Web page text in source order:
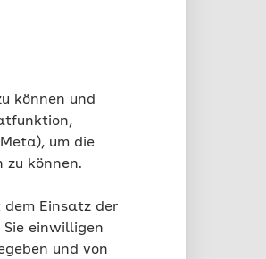
können und
um die
zu können.
Einsatz der
einwilligen
und von